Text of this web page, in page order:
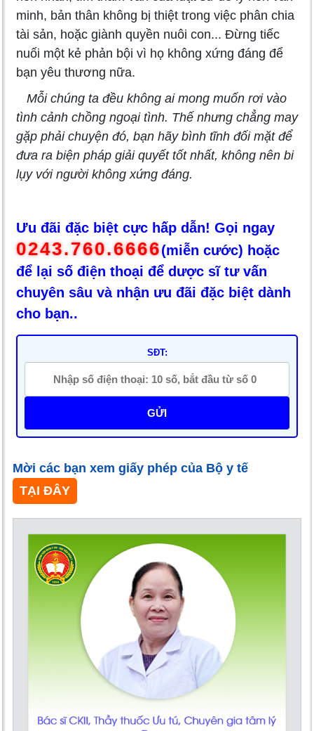
minh, bản thân không bị thiệt trong việc phân chia
tài sản, hoặc giành quyền nuôi con... Đừng tiếc
nuối một kẻ phản bội vì họ không xứng đáng để
bạn yêu thương nữa.
Mỗi chúng ta đều không ai mong muốn rơi vào
tình cảnh chồng ngoại tình. Thế nhưng chẳng may
gặp phải chuyện đó, bạn hãy bình tĩnh đối mặt để
đưa ra biện pháp giải quyết tốt nhất, không nên bi
lụy với người không xứng đáng.
Ưu đãi đặc biệt cực hấp dẫn! Gọi ngay
0243.760.6666(miễn cước) hoặc
để lại số điện thoại để dược sĩ tư vấn
chuyên sâu và nhận ưu đãi đặc biệt dành
cho bạn..
SĐT:
GỬI
Mời các bạn xem giấy phép của Bộ y tế
TẠI ĐÂY